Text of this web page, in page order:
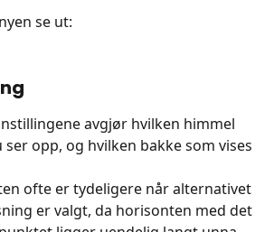
se ut:
avgjør hvilken himmel
ser opp, og hvilken bakke som vises
ofte er tydeligere når alternativet
er valgt, da horisonten med det